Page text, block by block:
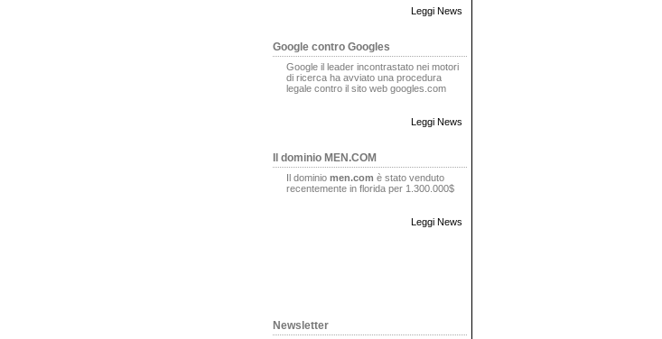
Leggi News
Google contro Googles
Google il leader incontrastato nei motori
di ricerca ha avviato una procedura
legale contro il sito web googles.com
Leggi News
Il dominio MEN.COM
Il dominio men.com è stato venduto
recentemente in florida per 1.300.000$
Leggi News
Newsletter